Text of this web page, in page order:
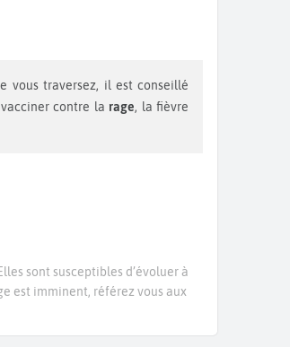
vous traversez, il est conseillé
contre la rage, la fièvre
sont susceptibles d’évoluer à
est imminent, référez vous aux